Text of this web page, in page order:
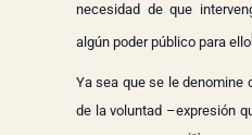
necesidad de que
algún poder público para ello
Ya sea que se le denomine
de la voluntad –expresión